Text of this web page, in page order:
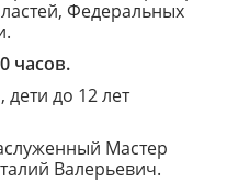
Федеральных
часов.
дети до 12 лет
Мастер
Валерьевич.